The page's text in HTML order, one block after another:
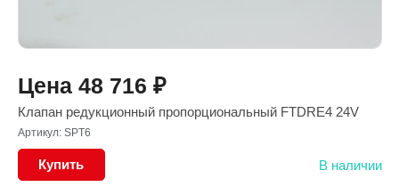
Цена 48 716 ₽
Клапан редукционный пропорциональный FTDRE4 24V
Артикул: SPT6
Купить В наличии